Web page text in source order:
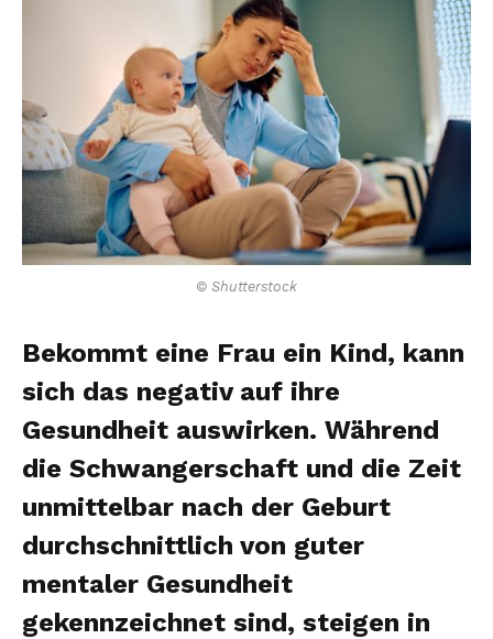
© Shutterstock
Bekommt eine Frau ein Kind, kann
sich das negativ auf ihre
Gesundheit auswirken. Während
die Schwangerschaft und die Zeit
unmittelbar nach der Geburt
durchschnittlich von guter
mentaler Gesundheit
gekennzeichnet sind, steigen in